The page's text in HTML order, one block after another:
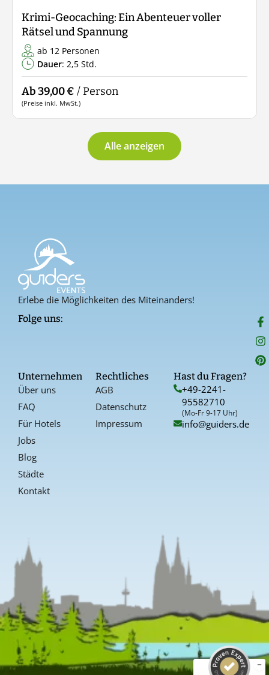
Krimi-Geocaching: Ein Abenteuer voller
Rätsel und Spannung
ab 12 Personen
Dauer: 2,5 Std.
Ab 39,00 € / Person
(Preise inkl. MwSt.)
Alle anzeigen
Erlebe die Möglichkeiten des Miteinanders!
Folge uns: F
a
c
e
b
I
n
s
t
a
P
i
n
t
e
Unternehmen
Über uns
FAQ
Für Hotels
Jobs
Blog
Städte
Kontakt
Rechtliches
AGB
Datenschutz
Impressum
Hast du Fragen?
+49-2241-
95582710
(Mo-Fr 9-17 Uhr)
info@guiders.de
Kundenbewertungen und Erfahrungen zu
Empfehlungen auf
ProvenExpert.com
SEHR GUT
4,66
/
5,00